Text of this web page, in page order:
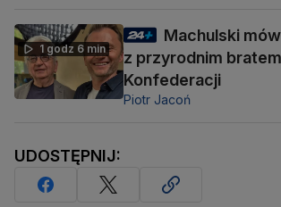
1 godz 6 min
Machulski
z przyrodnim
Konfederacji
Piotr Jacoń
UDOSTĘPNIJ: